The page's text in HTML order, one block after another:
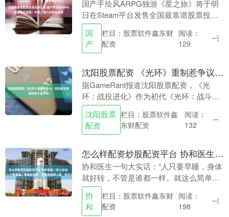
国产手绘风ARPG独游《星之旅》将于明
日在Steam平台发售全国最靠谱股票投资
咨询公司。 这款等距视角动作RPG凭借手
绘风格画面、类魂战斗以及独特世界观展
现出较....
国
产
栏目：股票软件鑫东财
配资
阅读：
129
沈阳股票配资 《光环》重制惹争议！老玩家无感 新玩家才是目标
据GameRant报道沈阳股票配资，《光
环：战役进化》作为初代《光环：战斗进
化》的重制版本，在带来现代化改造的同
时，也引发了玩家对于“重制是否必要”的
讨论。 《....
沈阳股票
配资
栏目：股票软件鑫
东财配资
阅读：
132
怎么样配资炒股配资平台 协和医生一句大实话：“人只要早睡，身体就好转，不管是谁都一样。就这么
协和医生一句大实话：“人只要早睡，身体
就好转，不管是谁都一样。就这么简单。
很多病怎么样配资炒股配资平台，不是治
好的，是睡好的。你早点躺下，身体自己
会‘还债’。你....
协
和
栏目：股票软件鑫东财
配资
阅读：
198